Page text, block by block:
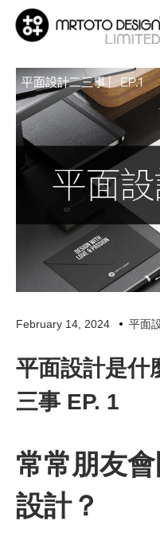
February 14, 2024 平面
平面設計是什
三事 EP. 1
常常朋友
設計？